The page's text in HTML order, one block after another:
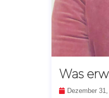
Was
Dezember